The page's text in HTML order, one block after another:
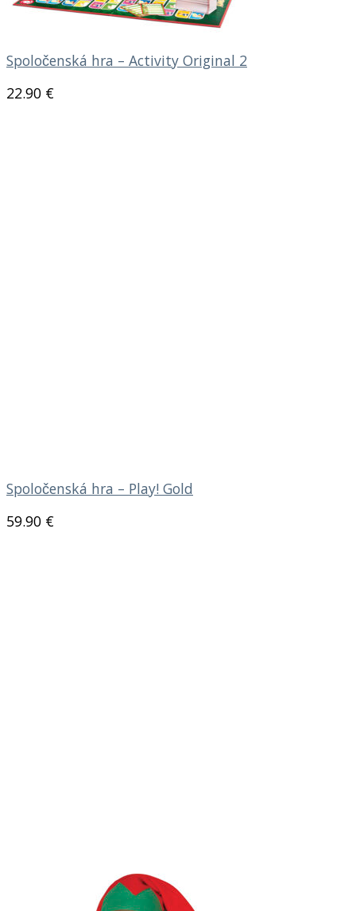
Spoločenská hra – Activity Original 2
22.90 €
Spoločenská hra – Play! Gold
59.90 €